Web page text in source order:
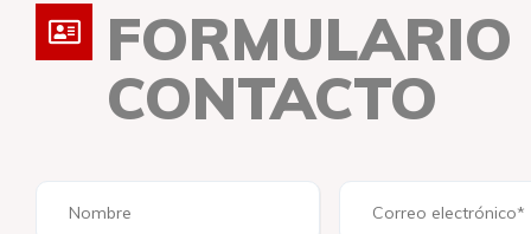
FORMULARIO
CONTACTO